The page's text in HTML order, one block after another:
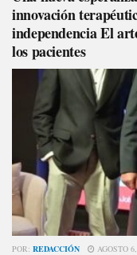
innovación
independencia El
los pacientes
POR: REDACCIÓN AGOSTO